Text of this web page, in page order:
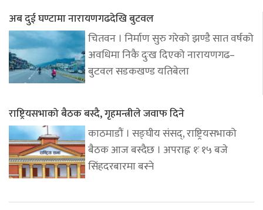
अब दुई घण्टामा नारायणगढदेखि बुटवल
चितवन । निर्माण सुरु गरेको झण्डै सात वर्षको
अवधिमा निकै दुःख दिएको नारायणगढ–
बुटवल सडकखण्ड यतिबेला
राष्ट्रियसभाको बैठक बस्दै, गृहमन्त्रीले जवाफ दिने
काठमाडौं । सङ्घीय संसद्, राष्ट्रियसभाको
बैठक आज बस्दैछ । अपराह्न १ः १५ बजे
सिंहदरबारमा बस्ने